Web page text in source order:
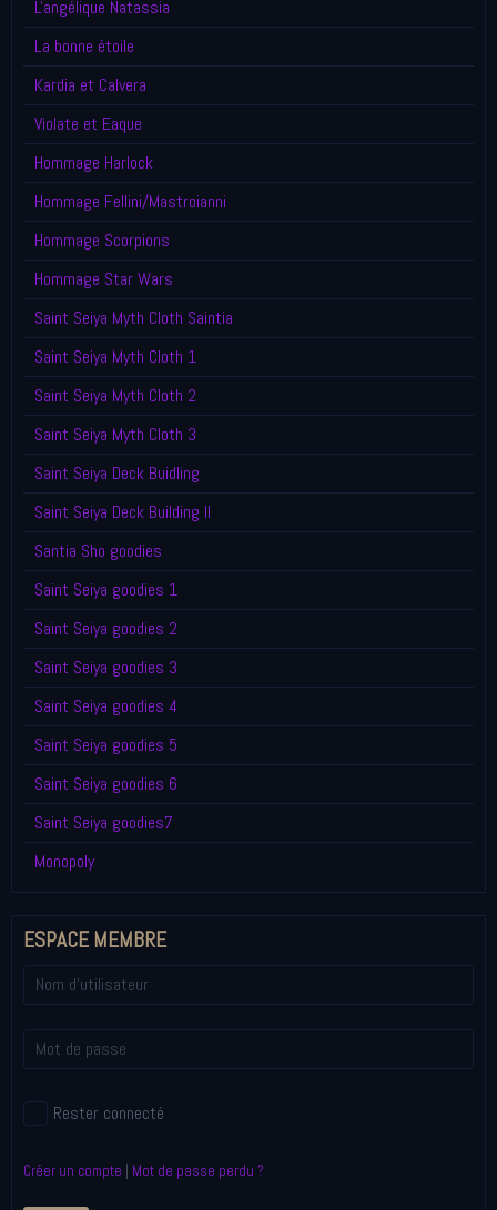
L'angélique Natassia
La bonne étoile
Kardia et Calvera
Violate et Eaque
Hommage Harlock
Hommage Fellini/Mastroianni
Hommage Scorpions
Hommage Star Wars
Saint Seiya Myth Cloth Saintia
Saint Seiya Myth Cloth 1
Saint Seiya Myth Cloth 2
Saint Seiya Myth Cloth 3
Saint Seiya Deck Buidling
Saint Seiya Deck Building II
Santia Sho goodies
Saint Seiya goodies 1
Saint Seiya goodies 2
Saint Seiya goodies 3
Saint Seiya goodies 4
Saint Seiya goodies 5
Saint Seiya goodies 6
Saint Seiya goodies7
Monopoly
ESPACE MEMBRE
Rester connecté
Créer un compte | Mot de passe perdu ?